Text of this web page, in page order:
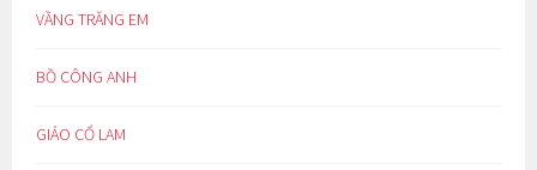
VẦNG TRĂNG EM
BỒ CÔNG ANH
GIẢO CỔ LAM